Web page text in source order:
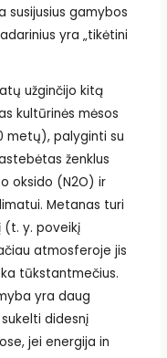
susijusius gamybos
yra „tikėtini
užginčijo kitą
kultūrinės mėsos
metų), palyginti su
ženklus
oksido (N2O) ir
Metanas turi
(t. y. poveikį
atmosferoje jis
tūkstantmečius.
yra daug
didesnį
jei energija in